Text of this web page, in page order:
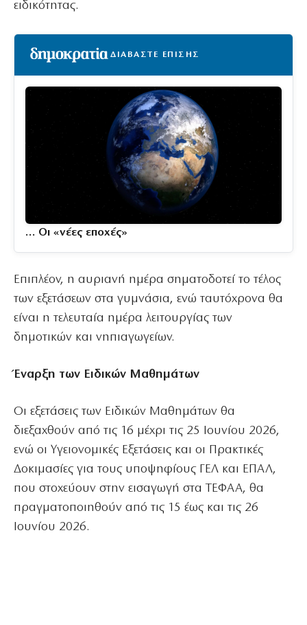
ειδικότητας.
ΔΙΑΒΑΣΤΕ ΕΠΙΣΗΣ
… Οι «νέες εποχές»
Επιπλέον, η αυριανή ημέρα σηματοδοτεί το τέλος
των εξετάσεων στα γυμνάσια, ενώ ταυτόχρονα θα
είναι η τελευταία ημέρα λειτουργίας των
δημοτικών και νηπιαγωγείων.
Έναρξη των Ειδικών Μαθημάτων
Οι εξετάσεις των Ειδικών Μαθημάτων θα
διεξαχθούν από τις 16 μέχρι τις 25 Ιουνίου 2026,
ενώ οι Υγειονομικές Εξετάσεις και οι Πρακτικές
Δοκιμασίες για τους υποψηφίους ΓΕΛ και ΕΠΑΛ,
που στοχεύουν στην εισαγωγή στα ΤΕΦΑΑ, θα
πραγματοποιηθούν από τις 15 έως και τις 26
Ιουνίου 2026.